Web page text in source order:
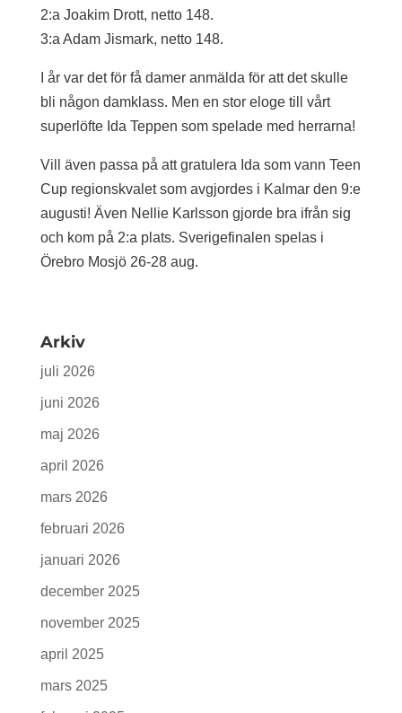
2:a Joakim Drott, netto 148.
3:a Adam Jismark, netto 148.
I år var det för få damer anmälda för att det skulle
bli någon damklass. Men en stor eloge till vårt
superlöfte Ida Teppen som spelade med herrarna!
Vill även passa på att gratulera Ida som vann Teen
Cup regionskvalet som avgjordes i Kalmar den 9:e
augusti! Även Nellie Karlsson gjorde bra ifrån sig
och kom på 2:a plats. Sverigefinalen spelas i
Örebro Mosjö 26-28 aug.
Arkiv
juli 2026
juni 2026
maj 2026
april 2026
mars 2026
februari 2026
januari 2026
december 2025
november 2025
april 2025
mars 2025